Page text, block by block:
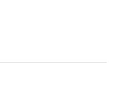
bank account number